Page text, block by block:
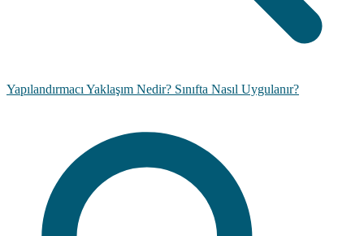
Yapılandırmacı Yaklaşım Nedir? Sınıfta Nasıl Uygulanır?